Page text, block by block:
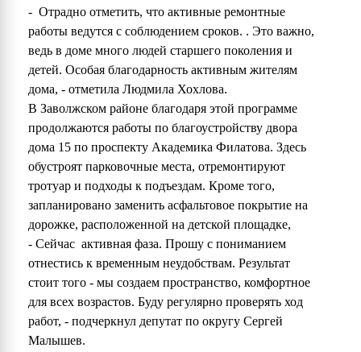
- Отрадно отметить, что активные ремонтные
работы ведутся с соблюдением сроков. . Это важно,
ведь в доме много людей старшего поколения и
детей. Особая благодарность активным жителям
дома, - отметила Людмила Хохлова.
В Заволжском районе благодаря этой программе
продолжаются работы по благоустройству двора
дома 15 по проспекту Академика Филатова. Здесь
обустроят парковочные места, отремонтируют
тротуар и подходы к подъездам. Кроме того,
запланировано заменить асфальтовое покрытие на
дорожке, расположенной на детской площадке,
- Сейчас активная фаза. Прошу с пониманием
отнестись к временным неудобствам. Результат
стоит того - мы создаем пространство, комфортное
для всех возрастов. Буду регулярно проверять ход
работ, - подчеркнул депутат по округу Сергей
Малышев.